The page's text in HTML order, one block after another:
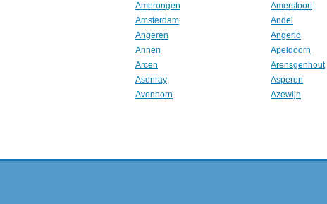
Amerongen
Amersfoort
Amsterdam
Andel
Angeren
Angerlo
Annen
Apeldoorn
Arcen
Arensgenhout
Asenray
Asperen
Avenhorn
Azewijn